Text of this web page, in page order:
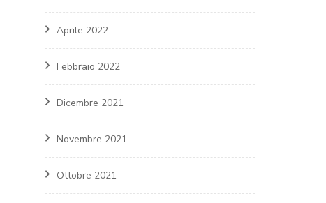
Aprile 2022
Febbraio 2022
Dicembre 2021
Novembre 2021
Ottobre 2021